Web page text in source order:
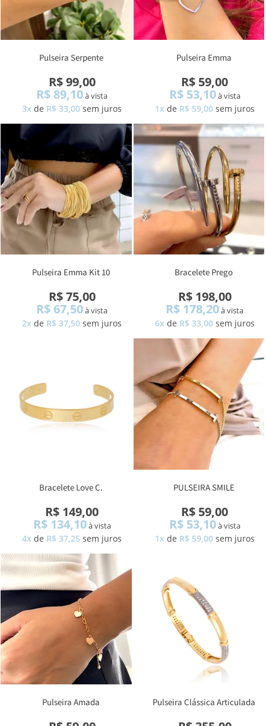
Pulseira Serpente
R$ 99,00
R$ 89,10à vista
3x de R$ 33,00sem juros
Pulseira Emma
R$ 59,00
R$ 53,10à vista
1x de R$ 59,00 sem juros
Pulseira Emma Kit 10
R$ 75,00
R$ 67,50à vista
2x de R$ 37,50sem juros
Bracelete Prego
R$ 198,00
R$ 178,20à vista
6x de R$ 33,00 sem juros
Bracelete Love C.
R$ 149,00
R$ 134,10à vista
4x de R$ 37,25sem juros
PULSEIRA SMILE
R$ 59,00
R$ 53,10à vista
1x de R$ 59,00 sem juros
Pulseira Amada Pulseira Clássica Articulada